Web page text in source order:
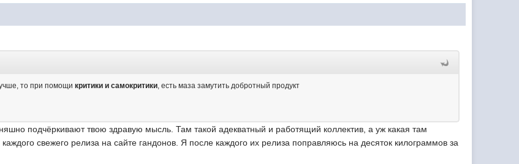
то при помощикритики и самокритики, есть маза замутить добротный продукт
подчёркивают твою здравую мысль. Там такой адекватный и работящий коллектив, а уж какая там
свежего релиза на сайте гандонов. Я после каждого их релиза поправляюсь на десяток килограммов за